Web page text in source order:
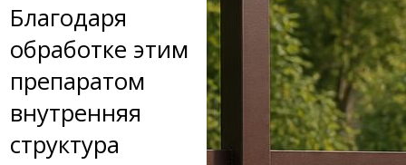
Благодаря
обработке этим
препаратом
внутренняя
структура